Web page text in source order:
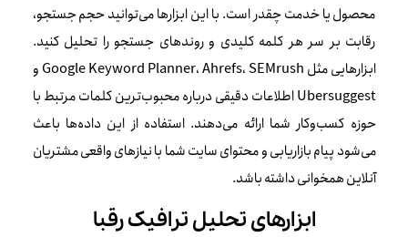
محصول یا خدمت چقدر است. با این ابزارها می‌توانید حجم جستجو،
رقابت بر سر هر کلمه کلیدی و روندهای جستجو را تحلیل کنید.
ابزارهایی مثل Google Keyword Planner، Ahrefs، SEMrush و
Ubersuggest اطلاعات دقیقی درباره محبوب‌ترین کلمات مرتبط با
حوزه کسب‌وکار شما ارائه می‌دهند. استفاده از این داده‌ها باعث
می‌شود پیام بازاریابی و محتوای سایت شما با نیازهای واقعی مشتریان
آنلاین همخوانی داشته باشد.
ابزارهای تحلیل ترافیک رقبا